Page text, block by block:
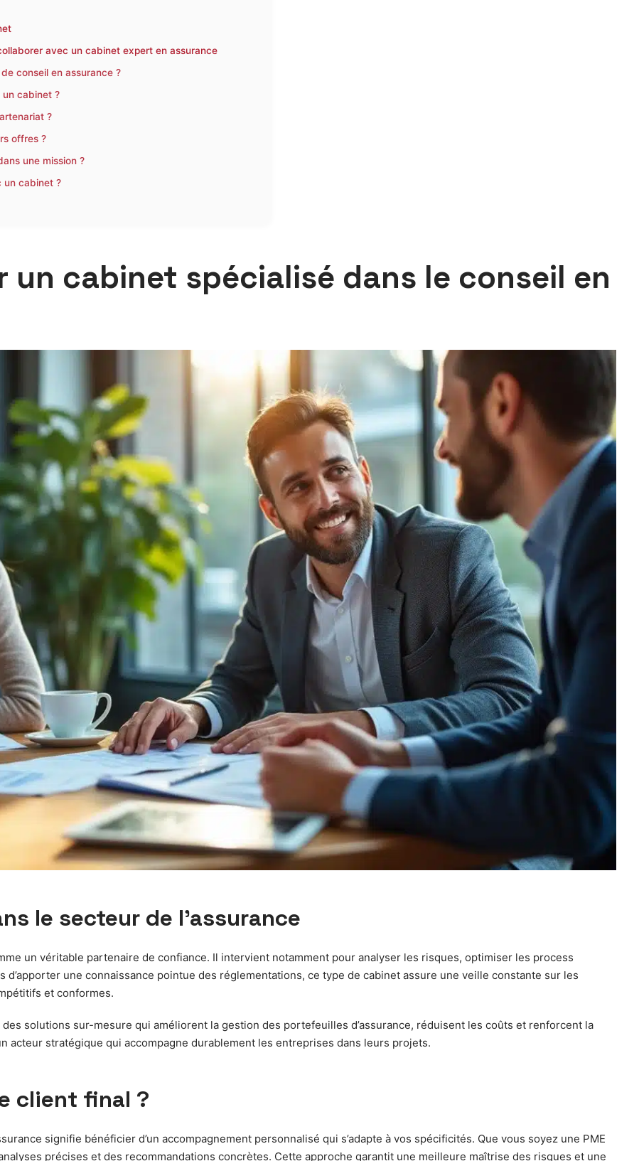
avec un cabinet expert en assurance
conseil en assurance ?
un cabinet ?
?
offres ?
une mission ?
un cabinet ?
un cabinet spécialisé dans le conseil en
le secteur de l’assurance
un véritable partenaire de confiance. Il intervient notamment pour analyser les risques, optimiser les process
une connaissance pointue des réglementations, ce type de cabinet assure une veille constante sur les
et conformes.
solutions sur-mesure qui améliorent la gestion des portefeuilles d’assurance, réduisent les coûts et renforcent la
acteur stratégique qui accompagne durablement les entreprises dans leurs projets.
client final ?
signifie bénéficier d’un accompagnement personnalisé qui s’adapte à vos spécificités. Que vous soyez une PME
précises et des recommandations concrètes. Cette approche garantit une meilleure maîtrise des risques et une